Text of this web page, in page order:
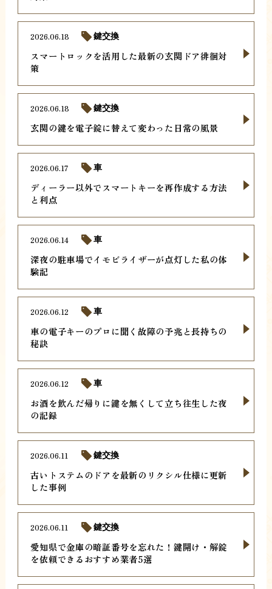
スマートロックを活用した最新の玄関ドア徘徊対
策
2026.06.18 鍵交換
玄関の鍵を電子錠に替えて変わった日常の風景
2026.06.18 鍵交換
ディーラー以外でスマートキーを再作成する方法
と利点
2026.06.17 車
深夜の駐車場でイモビライザーが点灯した私の体
験記
2026.06.14 車
車の電子キーのプロに聞く故障の予兆と長持ちの
秘訣
2026.06.12 車
お酒を飲んだ帰りに鍵を無くして立ち往生した夜
の記録
2026.06.12 車
古いトステムのドアを最新のリクシル仕様に更新
した事例
2026.06.11 鍵交換
愛知県で金庫の暗証番号を忘れた！鍵開け・解錠
を依頼できるおすすめ業者5選
2026.06.11 鍵交換